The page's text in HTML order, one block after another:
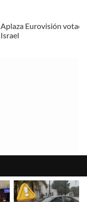
Aplaza Eurovisión
Israel